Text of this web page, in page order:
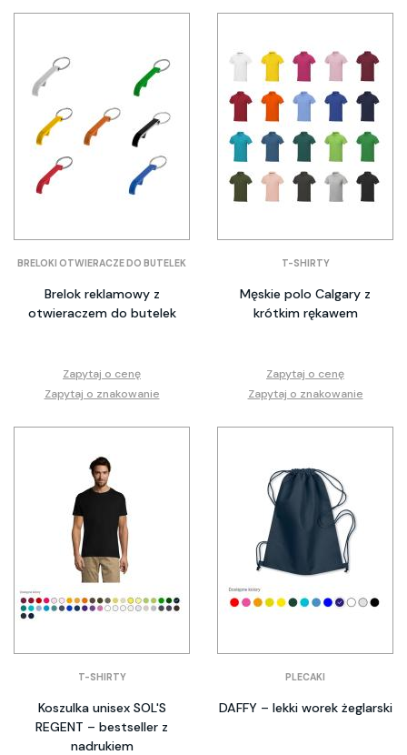
BRELOKI OTWIERACZE DO BUTELEK
Brelok reklamowy z
otwieraczem do butelek
Zapytaj o cenę
Zapytaj o znakowanie
T-SHIRTY
Męskie polo Calgary z
krótkim rękawem
Zapytaj o cenę
Zapytaj o znakowanie
T-SHIRTY
Koszulka unisex SOL'S
REGENT – bestseller z
nadrukiem
PLECAKI
DAFFY – lekki worek żeglarski